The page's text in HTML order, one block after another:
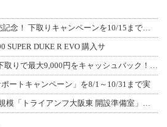
新型「RESO」インカム発売記念！ 下取りキャンペーンを10/15まで延長して開
SUPER DUKE R EVO 購入サ
B+COM 最新モデル購入・下取りで最大9,000円をキャッシュバック！「B+F
ポートキャンペーン」を8/1～10/31まで実
【トライアンフ】関西最大規模「トライアンフ大阪東 開設準備室」がオープン！ 限定